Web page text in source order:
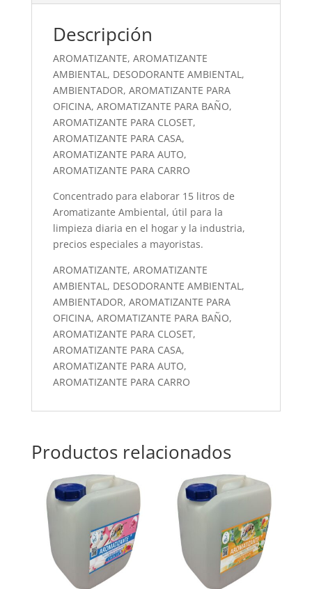
Descripción
AROMATIZANTE, AROMATIZANTE
AMBIENTAL, DESODORANTE AMBIENTAL,
AMBIENTADOR, AROMATIZANTE PARA
OFICINA, AROMATIZANTE PARA BAÑO,
AROMATIZANTE PARA CLOSET,
AROMATIZANTE PARA CASA,
AROMATIZANTE PARA AUTO,
AROMATIZANTE PARA CARRO
Concentrado para elaborar 15 litros de
Aromatizante Ambiental, útil para la
limpieza diaria en el hogar y la industria,
precios especiales a mayoristas.
AROMATIZANTE, AROMATIZANTE
AMBIENTAL, DESODORANTE AMBIENTAL,
AMBIENTADOR, AROMATIZANTE PARA
OFICINA, AROMATIZANTE PARA BAÑO,
AROMATIZANTE PARA CLOSET,
AROMATIZANTE PARA CASA,
AROMATIZANTE PARA AUTO,
AROMATIZANTE PARA CARRO
Productos relacionados